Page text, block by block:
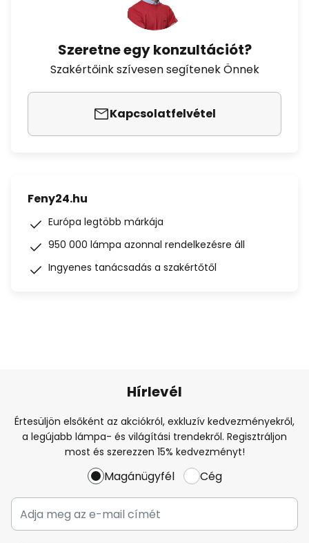
Szeretne egy konzultációt?
Szakértőink szívesen segítenek Önnek
Kapcsolatfelvétel
Feny24.hu
Európa legtöbb márkája
950 000 lámpa azonnal rendelkezésre áll
Ingyenes tanácsadás a szakértőtől
Hírlevél
Értesüljön elsőként az akciókról, exkluzív kedvezményekről,
a legújabb lámpa- és világítási trendekről. Regisztráljon
most és szerezzen 15% kedvezményt!
Magánügyfél Cég